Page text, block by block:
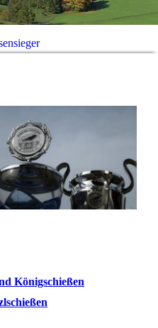
Königschießen